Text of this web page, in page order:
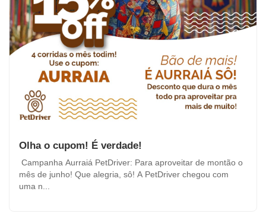
Olha o cupom! É verdade!
Campanha Aurraiá PetDriver: Para aproveitar de montão o
mês de junho! Que alegria, sô! A PetDriver chegou com
uma n...